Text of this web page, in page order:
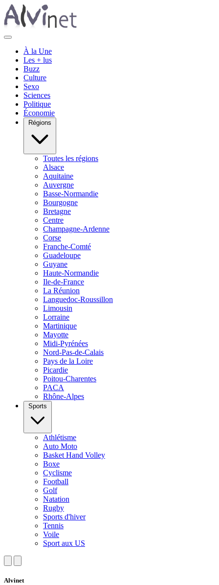
À la Une
Les + lus
Buzz
Culture
Sexo
Sciences
Politique
Économie
Régions
Toutes les régions
Alsace
Aquitaine
Auvergne
Basse-Normandie
Bourgogne
Bretagne
Centre
Champagne-Ardenne
Corse
Franche-Comté
Guadeloupe
Guyane
Haute-Normandie
Ile-de-France
La Réunion
Languedoc-Roussillon
Limousin
Lorraine
Martinique
Mayotte
Midi-Pyrénées
Nord-Pas-de-Calais
Pays de la Loire
Picardie
Poitou-Charentes
PACA
Rhône-Alpes
Sports
Athlétisme
Auto Moto
Basket Hand Volley
Boxe
Cyclisme
Football
Golf
Natation
Rugby
Sports d'hiver
Tennis
Voile
Sport aux US
Alvinet